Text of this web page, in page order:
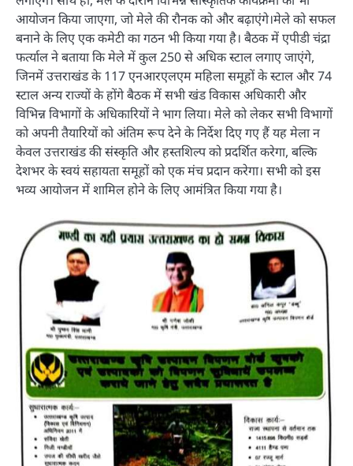
आयोजन किया जाएगा, जो मेले की रौनक को और बढ़ाएंगे।मेले को सफल
बनाने के लिए एक कमेटी का गठन भी किया गया है। बैठक में एपीडी चंद्रा
फर्त्याल ने बताया कि मेले में कुल 250 से अधिक स्टाल लगाए जाएंगे,
जिनमें उत्तराखंड के 117 एनआरएलएम महिला समूहों के स्टाल और 74
स्टाल अन्य राज्यों के होंगे बैठक में सभी खंड विकास अधिकारी और
विभिन्न विभागों के अधिकारियों ने भाग लिया। मेले को लेकर सभी विभागों
को अपनी तैयारियों को अंतिम रूप देने के निर्देश दिए गए हैं यह मेला न
केवल उत्तराखंड की संस्कृति और हस्तशिल्प को प्रदर्शित करेगा, बल्कि
देशभर के स्वयं सहायता समूहों को एक मंच प्रदान करेगा। सभी को इस
भव्य आयोजन में शामिल होने के लिए आमंत्रित किया गया है।